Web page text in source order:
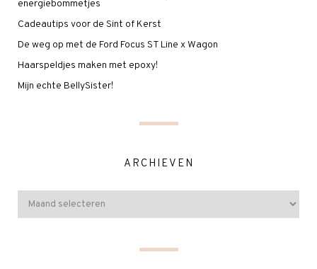
energiebommetjes
Cadeautips voor de Sint of Kerst
De weg op met de Ford Focus ST Line x Wagon
Haarspeldjes maken met epoxy!
Mijn echte BellySister!
ARCHIEVEN